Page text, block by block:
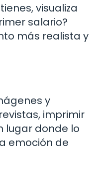
visualiza
salario?
más realista y
y
imprimir
lugar donde lo
emoción de